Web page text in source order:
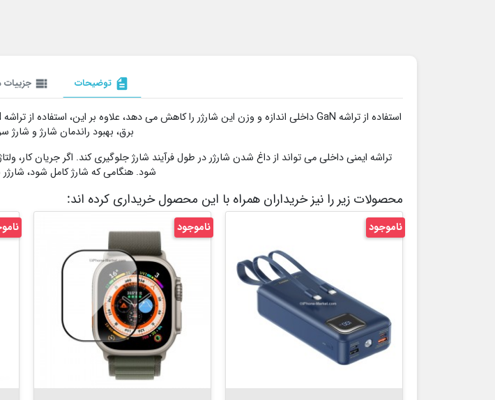
description توضیحات view_list
برق، بهبود راندمان شارژ و
تراشه ایمنی داخلی می تواند از داغ شدن شارژر در طول فرآیند شارژ جلوگیری کند. اگر جریان کار،
شود. هنگامی که شارژ کامل شود، شارژر
محصولات زیر را نیز خریداران همراه با این محصول خریداری کرده اند:
ناموجود ناموجود